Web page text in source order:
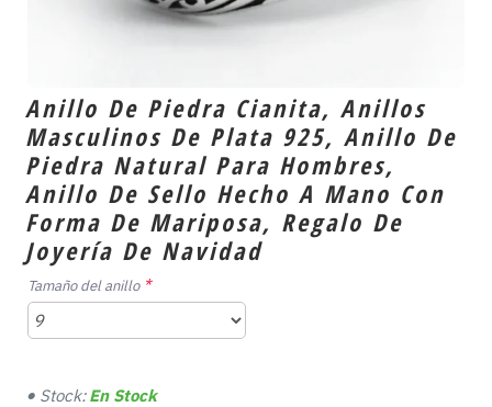
Anillo De Piedra Cianita, Anillos
Masculinos De Plata 925, Anillo De
Piedra Natural Para Hombres,
Anillo De Sello Hecho A Mano Con
Forma De Mariposa, Regalo De
Joyería De Navidad
Stock: En Stock
Tamaño del anillo